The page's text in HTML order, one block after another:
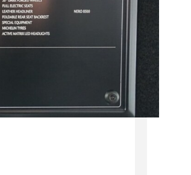
ce formulaire, j'accepte que les
à des fins de relation